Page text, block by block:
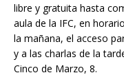
libre y gratuita hasta
aula de la IFC, en
la mañana, el acceso
y a las charlas de la
Cinco de Marzo, 8.